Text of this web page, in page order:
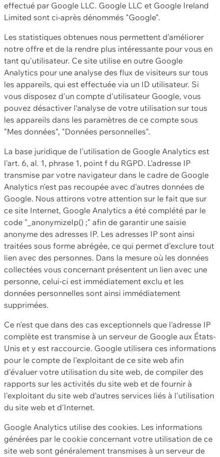
effectué par Google LLC. Google LLC et Google Ireland
Limited sont ci-après dénommés "Google".
Les statistiques obtenues nous permettent d'améliorer
notre offre et de la rendre plus intéressante pour vous en
tant qu'utilisateur. Ce site utilise en outre Google
Analytics pour une analyse des flux de visiteurs sur tous
les appareils, qui est effectuée via un ID utilisateur. Si
vous disposez d'un compte d'utilisateur Google, vous
pouvez désactiver l'analyse de votre utilisation sur tous
les appareils dans les paramètres de ce compte sous
"Mes données", "Données personnelles".
La base juridique de l'utilisation de Google Analytics est
l'art. 6, al. 1, phrase 1, point f du RGPD. L'adresse IP
transmise par votre navigateur dans le cadre de Google
Analytics n'est pas recoupée avec d'autres données de
Google. Nous attirons votre attention sur le fait que sur
ce site Internet, Google Analytics a été complété par le
code "_anonymizeIp() ;" afin de garantir une saisie
anonyme des adresses IP. Les adresses IP sont ainsi
traitées sous forme abrégée, ce qui permet d'exclure tout
lien avec des personnes. Dans la mesure où les données
collectées vous concernant présentent un lien avec une
personne, celui-ci est immédiatement exclu et les
données personnelles sont ainsi immédiatement
supprimées.
Ce n'est que dans des cas exceptionnels que l'adresse IP
complète est transmise à un serveur de Google aux États-
Unis et y est raccourcie. Google utilisera ces informations
pour le compte de l'exploitant de ce site web afin
d'évaluer votre utilisation du site web, de compiler des
rapports sur les activités du site web et de fournir à
l'exploitant du site web d'autres services liés à l'utilisation
du site web et d'Internet.
Google Analytics utilise des cookies. Les informations
générées par le cookie concernant votre utilisation de ce
site web sont généralement transmises à un serveur de